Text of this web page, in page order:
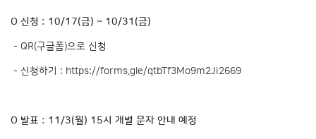
O 신청 : 10/17(금) ~ 10/31(금)
- QR(구글폼)으로 신청
- 신청하기 : https://forms.gle/qtbTf3Mo9m2Ji2669
O 발표 : 11/3(월) 15시 개별 문자 안내 예정